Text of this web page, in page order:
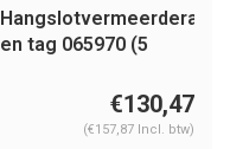
Hangslotvermeerderaar
en tag 065970 (5
€130,47
(€157,87 Incl. btw)